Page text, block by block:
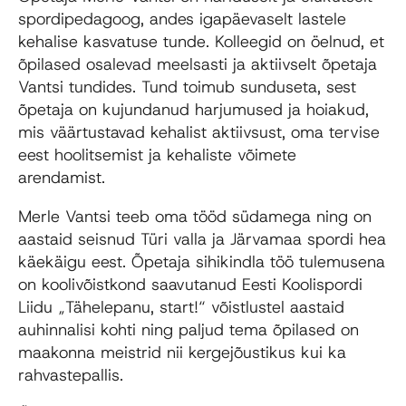
spordipedagoog, andes igapäevaselt lastele
kehalise kasvatuse tunde. Kolleegid on öelnud, et
õpilased osalevad meelsasti ja aktiivselt õpetaja
Vantsi tundides. Tund toimub sunduseta, sest
õpetaja on kujundanud harjumused ja hoiakud,
mis väärtustavad kehalist aktiivsust, oma tervise
eest hoolitsemist ja kehaliste võimete
arendamist.
Merle Vantsi teeb oma tööd südamega ning on
aastaid seisnud Türi valla ja Järvamaa spordi hea
käekäigu eest. Õpetaja sihikindla töö tulemusena
on koolivõistkond saavutanud Eesti Koolispordi
Liidu „Tähelepanu, start!“ võistlustel aastaid
auhinnalisi kohti ning paljud tema õpilased on
maakonna meistrid nii kergejõustikus kui ka
rahvastepallis.